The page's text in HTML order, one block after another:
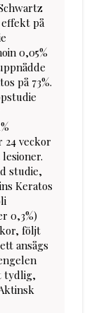
effekt på
0,05%
på 73%.
24 veckor
studie,
Keratos
0,3%)
följt
ansågs
tydlig,